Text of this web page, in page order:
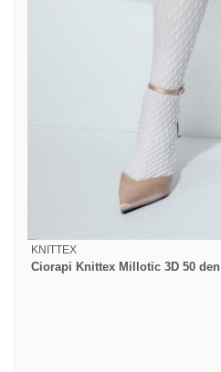
KNITTEX
Ciorapi Knittex Millotic 3D 50 den